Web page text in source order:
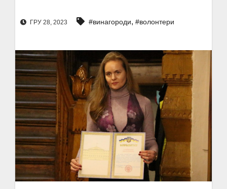
ГРУ 28, 2023 #винагороди, #волонтери